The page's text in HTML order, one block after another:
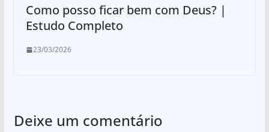
Como posso ficar bem com Deus? |
Estudo Completo
23/03/2026
Deixe um comentário